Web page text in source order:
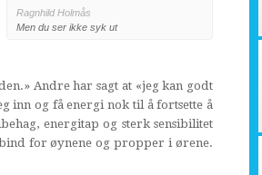
Ragnhild Holmås
Men du ser ikke syk ut
Andre har sagt at «jeg kan godt
inn og få energi nok til å fortsette å
energitap og sterk sensibilitet
for øynene og propper i ørene.